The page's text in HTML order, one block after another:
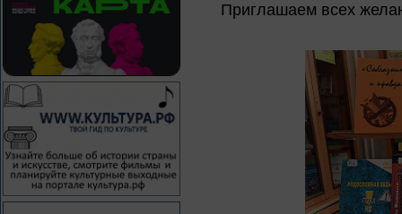
Приглашаем всех